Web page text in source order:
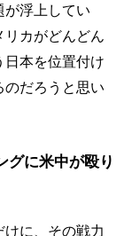
が浮上してい
リカがどんどん
本を位置付け
だろうと思い
グに米中が殴り
に、その戦力